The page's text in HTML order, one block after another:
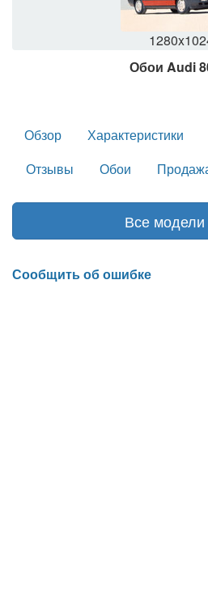
Обои Audi
Обзор Характеристики
Отзывы
Обои
Все модели
Сообщить об ошибке